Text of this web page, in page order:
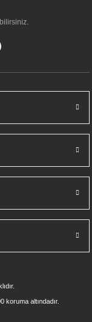
koruma altındadır.